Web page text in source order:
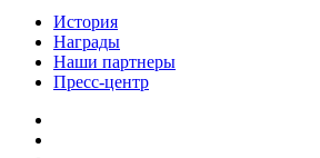
История
Награды
Наши партнеры
Пресс-центр